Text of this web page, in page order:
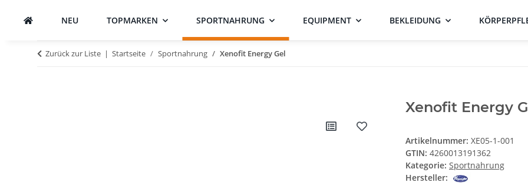
NEU TOPMARKEN SPORTNAHRUNG EQUIPMENT BEKLEIDUNG
Zurück zur Liste Startseite Sportnahrung Xenofit Energy Gel
Xenofit Energy
Artikelnummer: XE05-1-001
GTIN: 4260013191362
Kategorie: Sportnahrung
Hersteller: